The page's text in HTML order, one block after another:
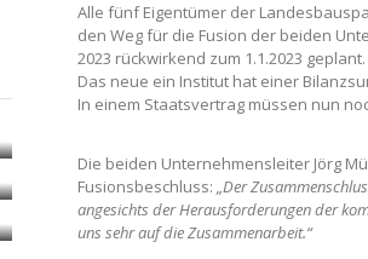
Alle fünf Eigentümer der
den Weg für die Fusion der beiden
2023 rückwirkend zum 1.1.2023 geplant.
Das neue ein Institut hat einer
In einem Staatsvertrag müssen nun
Die beiden Unternehmensleiter Jörg
Fusionsbeschluss: „Der
angesichts der Herausforderungen der
uns sehr auf die Zusammenarbeit.“